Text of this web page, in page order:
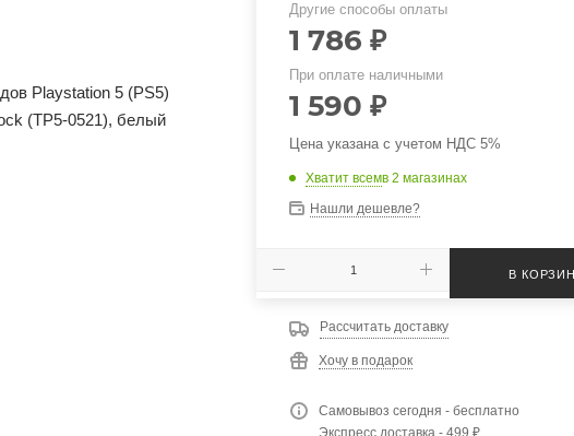
Другие способы оплаты
1 786 ₽
При оплате наличными
1 590 ₽
Цена указана с учетом НДС 5%
Хватит всемв 2 магазинах
Нашли дешевле?
В
Рассчитать доставку
Хочу в подарок
Самовывоз сегодня - бесплатно
Экспресс доставка - 499 ₽